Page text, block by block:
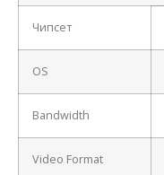
Чипсет
OS
Bandwidth
Video Format